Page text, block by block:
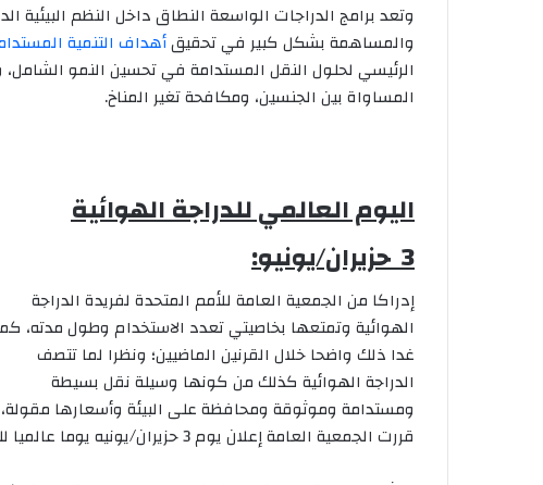
وتعد برامج الدراجات الواسعة النطاق داخل النظم البيئية
والمساهمة بشكل كبير في تحقيقأهداف التنمية
الرئيسي لحلول النقل المستدامة في تحسين النمو
المساواة بين الجنسين، ومكافحة تغير المناخ.
اليوم العالمي للدراجة الهوائية
3حزيران/يونيو:
إدراكا من الجمعية العامة للأمم المتحدة لفريدة الدراجة
الهوائية وتمتعها بخاصيتي تعدد الاستخدام وطول مدته،
غدا ذلك واضحا خلال القرنين الماضيين؛ ونظرا لما تتصف
الدراجة الهوائية كذلك من كونها وسيلة نقل بسيطة
ومستدامة وموثوقة ومحافظة على البيئة وأسعارها مقولة،
قررت الجمعية العامة إعلان يوم 3 حزيران/يونيه يوما عالميا للدراجة الهوائية.